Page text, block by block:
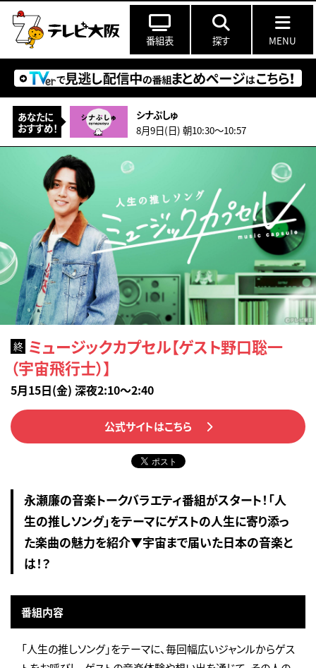
番組表 探す MENU
あなたに
おすすめ！
シナぷしゅ
8月9日(日) 朝10:30〜10:57
終 ミュージックカプセル【ゲスト野口聡一
（宇宙飛行士）】
5月15日(金) 深夜2:10～2:40
公式サイトはこちら
永瀬廉の音楽トークバラエティ番組がスタート！「人
生の推しソング」をテーマにゲストの人生に寄り添っ
た楽曲の魅力を紹介▼宇宙まで届いた日本の音楽と
は！？
番組内容
「人生の推しソング」をテーマに、毎回幅広いジャンルからゲス